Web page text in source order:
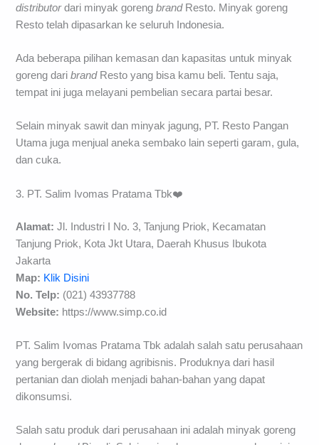
distributordari minyak gorengbrand Resto. Minyak goreng
Resto telah dipasarkan ke seluruh Indonesia.
Ada beberapa pilihan kemasan dan kapasitas untuk minyak
goreng daribrand Resto yang bisa kamu beli. Tentu saja,
tempat ini juga melayani pembelian secara partai besar.
Selain minyak sawit dan minyak jagung, PT. Resto Pangan
Utama juga menjual aneka sembako lain seperti garam, gula,
dan cuka.
3. PT. Salim Ivomas Pratama Tbk❤️
Alamat:Jl. Industri I No. 3, Tanjung Priok, Kecamatan
Tanjung Priok, Kota Jkt Utara, Daerah Khusus Ibukota
Jakarta
Map: Klik Disini
No. Telp: (021) 43937788
Website: https://www.simp.co.id
PT. Salim Ivomas Pratama Tbk adalah salah satu perusahaan
yang bergerak di bidang agribisnis. Produknya dari hasil
pertanian dan diolah menjadi bahan-bahan yang dapat
dikonsumsi.
Salah satu produk dari perusahaan ini adalah minyak goreng